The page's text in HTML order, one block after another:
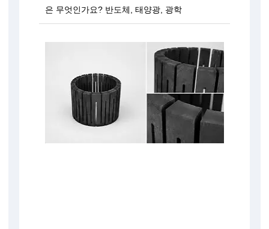
은 무엇인가요? 반도체, 태양광, 광학